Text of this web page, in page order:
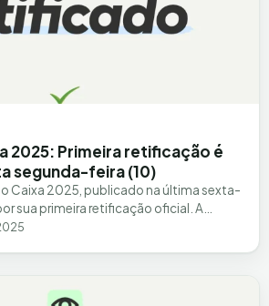
2025: Primeira retificação é
segunda-feira (10)
Caixa 2025, publicado na última sexta-
sua primeira retificação oficial. A
pela banca…